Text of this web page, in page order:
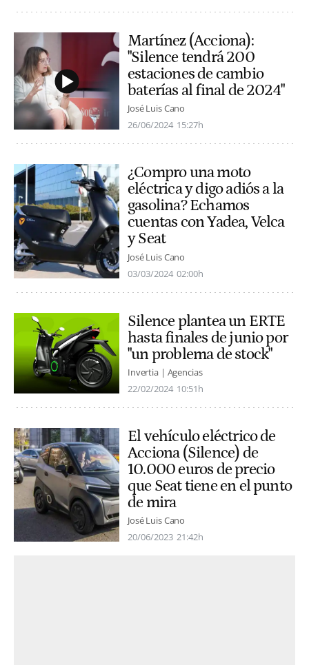
Martínez (Acciona):
"Silence tendrá 200
estaciones de cambio
baterías al final de 2024"
José Luis Cano
26/06/2024 15:27h
¿Compro una moto
eléctrica y digo adiós a la
gasolina? Echamos
cuentas con Yadea, Velca
y Seat
José Luis Cano
03/03/2024 02:00h
Silence plantea un ERTE
hasta finales de junio por
"un problema de stock"
Invertia | Agencias
22/02/2024 10:51h
El vehículo eléctrico de
Acciona (Silence) de
10.000 euros de precio
que Seat tiene en el punto
de mira
José Luis Cano
20/06/2023 21:42h